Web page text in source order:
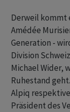
Derweil kommt
Amédée
Generation -
Division
Michael Wider,
Ruhestand
Alpiq respektive
Präsident des